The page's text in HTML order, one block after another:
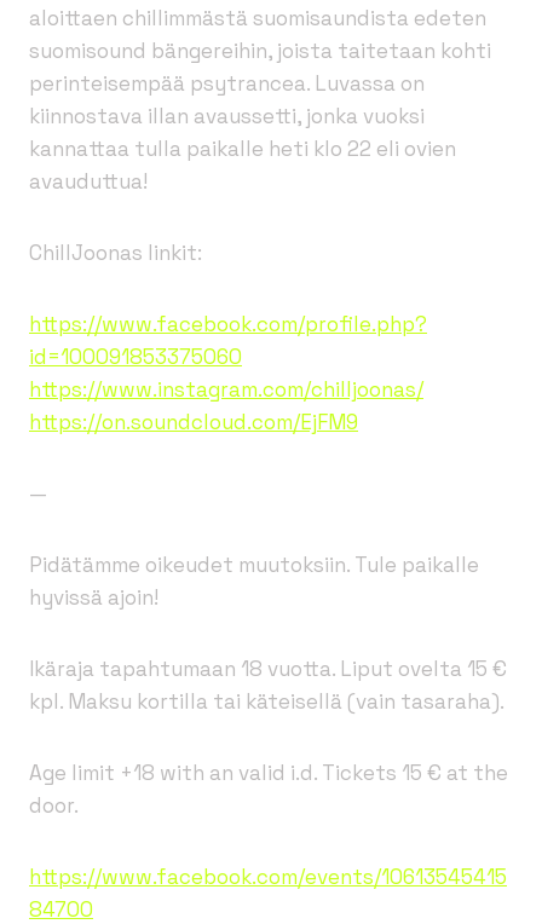
aloittaen chillimmästä suomisaundista edeten
suomisound bängereihin, joista taitetaan kohti
perinteisempää psytrancea. Luvassa on
kiinnostava illan avaussetti, jonka vuoksi
kannattaa tulla paikalle heti klo 22 eli ovien
avauduttua!
ChillJoonas linkit:
https://www.facebook.com/profile.php?
id=100091853375060
https://www.instagram.com/chilljoonas/
https://on.soundcloud.com/EjFM9
—
Pidätämme oikeudet muutoksiin. Tule paikalle
hyvissä ajoin!
Ikäraja tapahtumaan 18 vuotta. Liput ovelta 15 €
kpl. Maksu kortilla tai käteisellä (vain tasaraha).
Age limit +18 with an valid i.d. Tickets 15 € at the
door.
https://www.facebook.com/events/10613545415
84700